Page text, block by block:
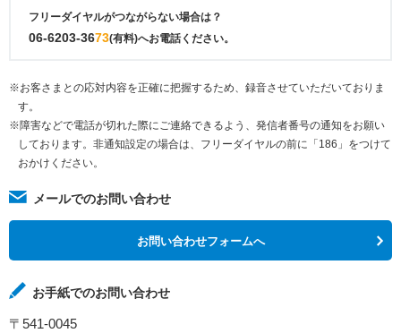
フリーダイヤルがつながらない場合は？
06-6203-3673(有料)へお電話ください。
※お客さまとの応対内容を正確に把握するため、録音させていただいておりま
す。
※障害などで電話が切れた際にご連絡できるよう、発信者番号の通知をお願い
しております。非通知設定の場合は、フリーダイヤルの前に「186」をつけて
おかけください。
メールでのお問い合わせ
お問い合わせフォームへ
お手紙でのお問い合わせ
〒541-0045